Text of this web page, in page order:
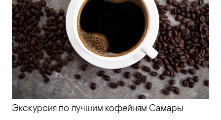
Экскурсия по лучшим кофейням Самары